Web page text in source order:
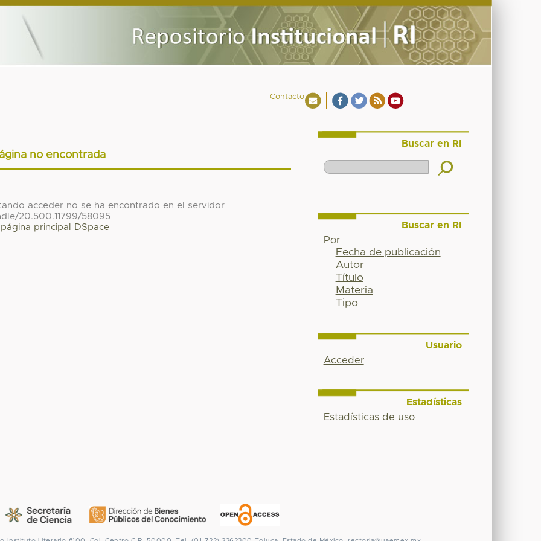
Contacto
no encontrada
acceder no se ha encontrado en el servidor
20.500.11799/58095
página principal DSpace
Buscar en RI
Buscar en RI
Por
Fecha de publicación
Autor
Título
Materia
Tipo
Usuario
Acceder
Estadísticas
Estadísticas de uso